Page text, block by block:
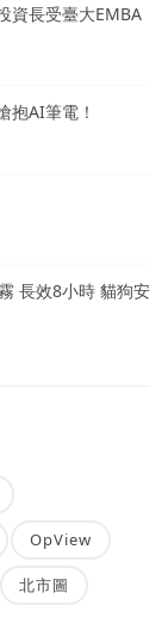
資長受臺大EMBA
抱AI筆電！
長效8小時 貓狗安
OpView
北市圖